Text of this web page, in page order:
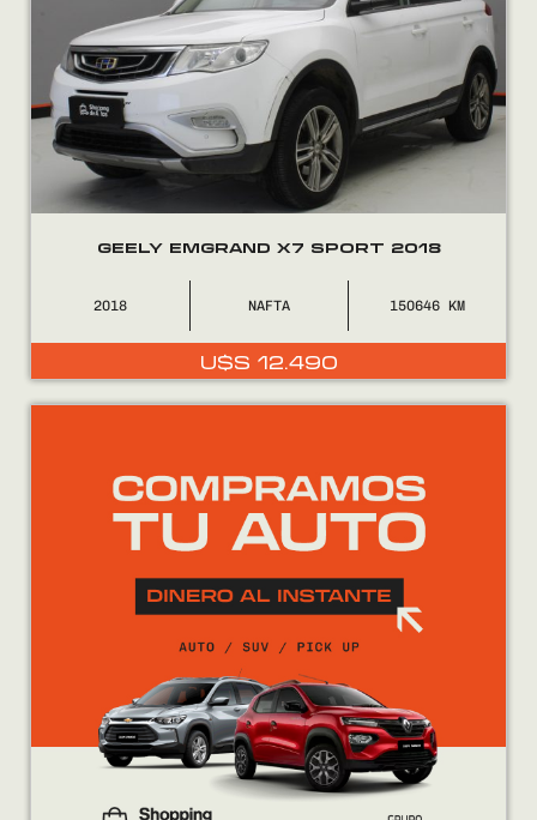
GEELY EMGRAND X7 SPORT 2018
2018 NAFTA 150646
U$S 12.490